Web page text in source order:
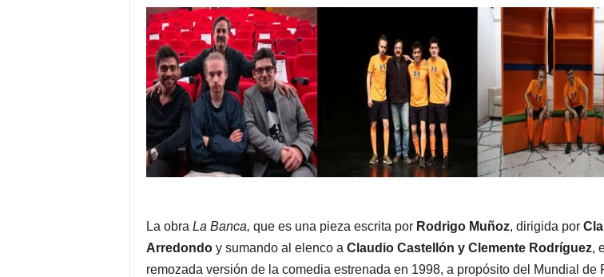
La obra La Banca, que es una pieza escrita por Rodrigo Muñoz, dirigida por
Arredondoy sumando al elenco a Claudio Castellón y Clemente Rodríguez,
remozada versión de la comedia estrenada en 1998, a propósito del Mundial de